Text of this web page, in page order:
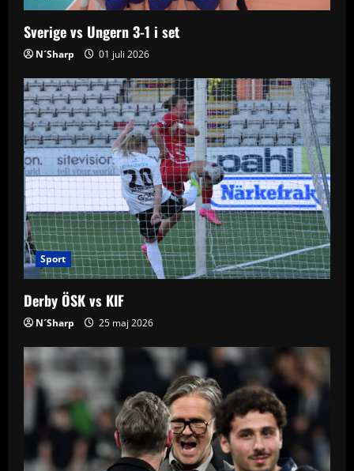
o
n
Sverige vs Ungern 3-1 i set
N´Sharp 01 juli 2026
Sport
Derby ÖSK vs KIF
N´Sharp 25 maj 2026